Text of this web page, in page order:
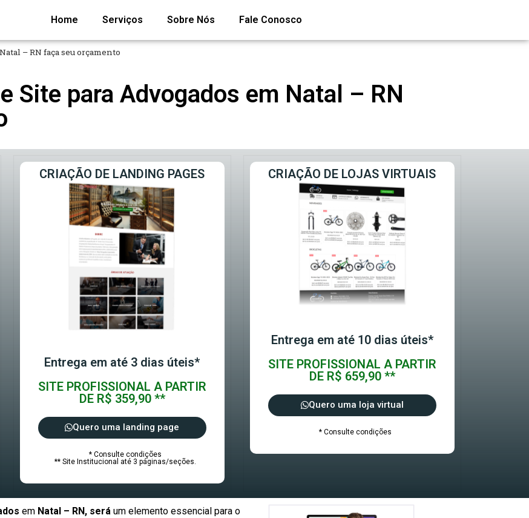
Home Serviços Sobre Nós Fale Conosco
– RN faça seu orçamento
Site para Advogados em Natal – RN
CRIAÇÃO DE LANDING PAGES
Entrega em até 3 dias úteis*
SITE PROFISSIONAL A PARTIR
DE R$ 359,90 **
Quero uma landing page
* Consulte condições
** Site Institucional até 3 páginas/seções.
CRIAÇÃO DE LOJAS VIRTUAIS
Entrega em até 10 dias úteis*
SITE PROFISSIONAL A PARTIR
DE R$ 659,90 **
Quero uma loja virtual
* Consulte condições
em Natal – RN, será um elemento essencial para o